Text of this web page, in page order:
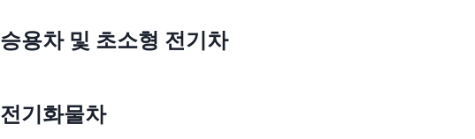
승용차 및 초소형 전기차
전기화물차